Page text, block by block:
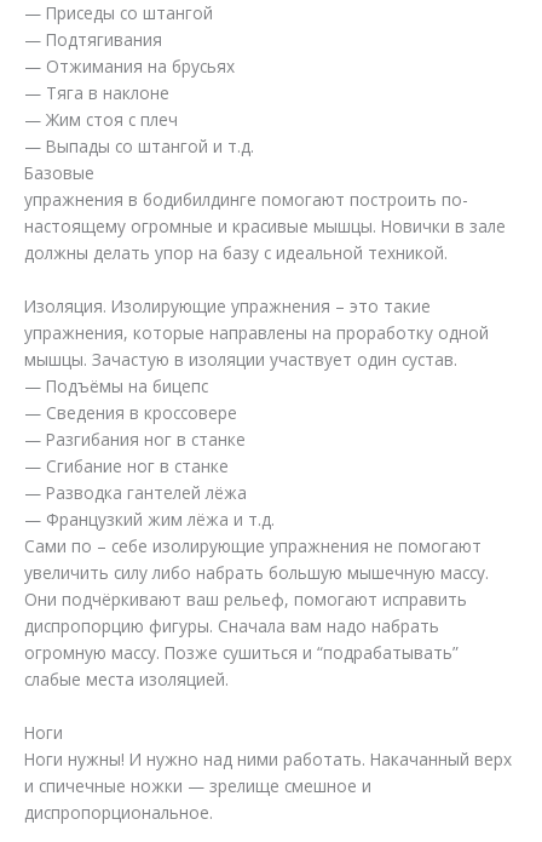
— Приседы со штангой
— Подтягивания
— Отжимания на брусьях
— Тяга в наклоне
— Жим стоя с плеч
— Выпады со штангой и т.д.
Базовые
упражнения в бодибилдинге помогают построить по-
настоящему огромные и красивые мышцы. Новички в зале
должны делать упор на базу с идеальной техникой.
Изоляция. Изолирующие упражнения – это такие
упражнения, которые направлены на проработку одной
мышцы. Зачастую в изоляции участвует один сустав.
— Подъёмы на бицепс
— Сведения в кроссовере
— Разгибания ног в станке
— Сгибание ног в станке
— Разводка гантелей лёжа
— Французкий жим лёжа и т.д.
Сами по – себе изолирующие упражнения не помогают
увеличить силу либо набрать большую мышечную массу.
Они подчёркивают ваш рельеф, помогают исправить
диспропорцию фигуры. Сначала вам надо набрать
огромную массу. Позже сушиться и “подрабатывать”
слабые места изоляцией.
Ноги
Ноги нужны! И нужно над ними работать. Накачанный верх
и спичечные ножки — зрелище смешное и
диспропорциональное.